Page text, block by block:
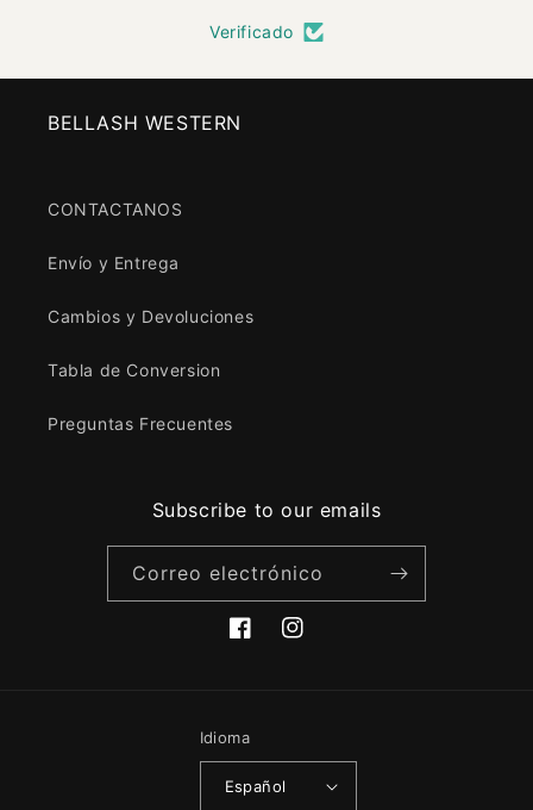
Verificado
BELLASH WESTERN
CONTACTANOS
Envío y Entrega
Cambios y Devoluciones
Tabla de Conversion
Preguntas Frecuentes
Subscribe to our emails
Correo electrónico
FacebookInstagram
Idioma
Español